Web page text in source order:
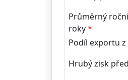
Průměrný
roky*
Podíl exportu
Hrubý zisk